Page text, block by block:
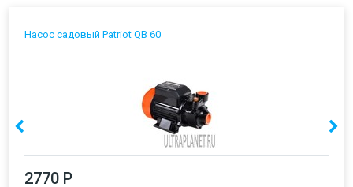
Насос садовый Patriot QB 60
2770 Р